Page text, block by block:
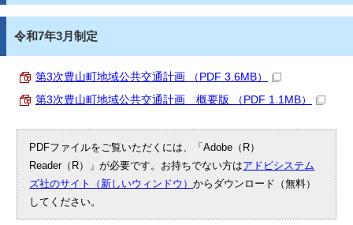
令和7年3月制定
第3次豊山町地域公共交通計画 （PDF 3.6MB）
第3次豊山町地域公共交通計画 概要版 （PDF 1.1MB）
PDFファイルをご覧いただくには、「Adobe（R）
Reader（R）」が必要です。お持ちでない方はアドビシステム
ズ社のサイト（新しいウィンドウ）からダウンロード（無料）
してください。